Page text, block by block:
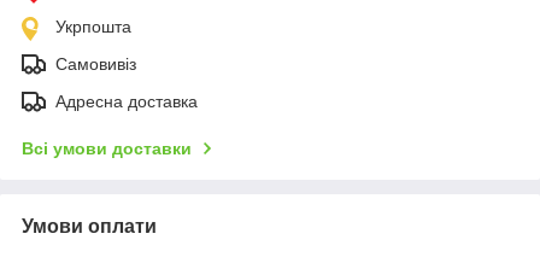
Укрпошта
Самовивіз
Адресна доставка
Всі умови доставки
Умови оплати